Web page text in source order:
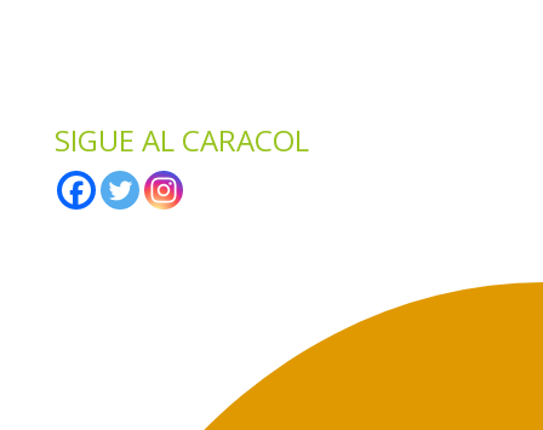
SIGUE AL CARACOL